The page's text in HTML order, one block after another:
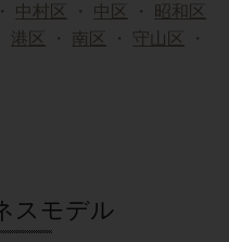
中村区 ・ 中区 ・
昭和区
港区 ・ 南区 ・ 守山区
・
スモデル